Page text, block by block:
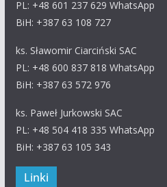
PL: +48 601 237 629 WhatsApp
BiH: +387 63 108 727
ks. Sławomir Ciarciński SAC
PL: +48 600 837 818 WhatsApp
BiH: +387 63 572 976
ks. Paweł Jurkowski SAC
PL: +48 504 418 335 WhatsApp
BiH: +387 63 105 343
Linki